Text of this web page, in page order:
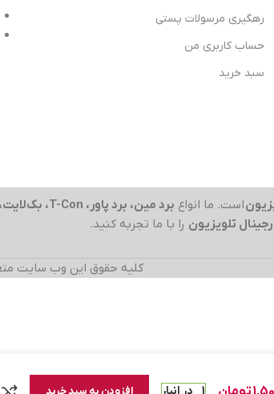
رهگیری مرسولات پستی
حساب کاربری من
سبد خرید
است. ما انواع برد مین، برد پاور، T-Con، بک‌لایت، فلت و پنل
تلویزیون را با ما تجربه کنید.
کلیه حقوق این وب سایت